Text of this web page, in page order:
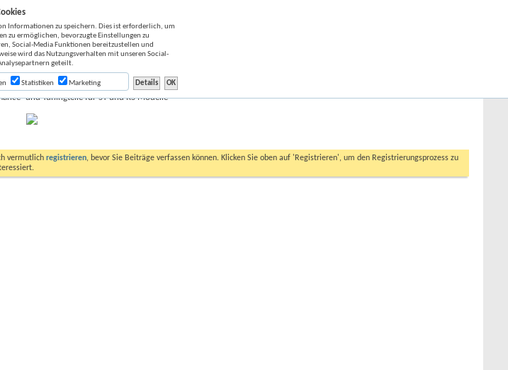
und Tuningteile für ST und RS Modelle
vermutlich registrieren, bevor Sie Beiträge verfassen können. Klicken Sie oben auf 'Registrieren', um den Registrierungsprozess zu
Informationen zu speichern. Dies ist erforderlich, um
zu ermöglichen, bevorzugte Einstellungen zu
Social-Media Funktionen bereitzustellen und
wird das Nutzungsverhalten mit unseren Social-
geteilt.
Statistiken Marketing